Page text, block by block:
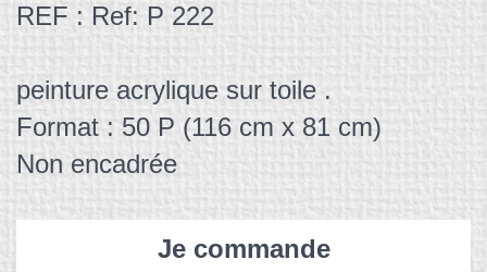
REF : Ref: P 222
peinture acrylique sur toile .
Format : 50 P (116 cm x 81 cm)
Non encadrée
Je commande